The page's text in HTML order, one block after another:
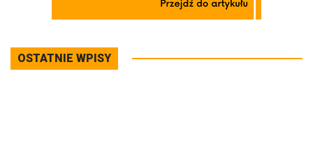
OSTATNIE WPISY